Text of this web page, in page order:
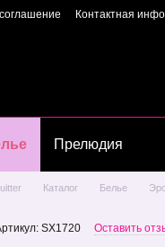
Контактная
Прелюдия
Каталог Белье
SX1720 Оставить